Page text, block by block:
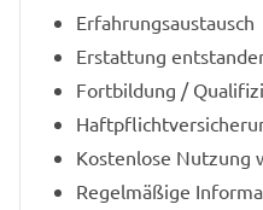
Erfahrungsaustausch
Erstattung
Fortbildung /
Kostenlose Nutzung
Regelmäßige